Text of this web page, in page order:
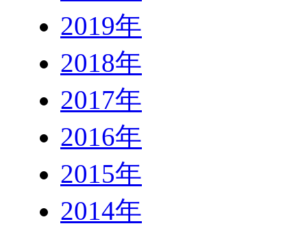
2019年
2018年
2017年
2016年
2015年
2014年